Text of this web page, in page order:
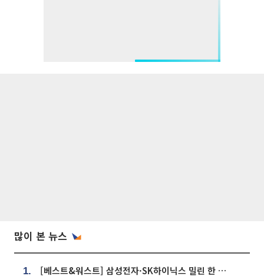
많이 본 뉴스
1. [베스트&워스트] 삼성전자·SK하이닉스 밀린 한 주…상상인증권은 85% 급등